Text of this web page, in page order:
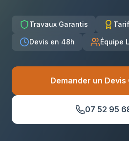
Travaux Garantis
Devis en 48h Équipe
Demander un
07 52 95